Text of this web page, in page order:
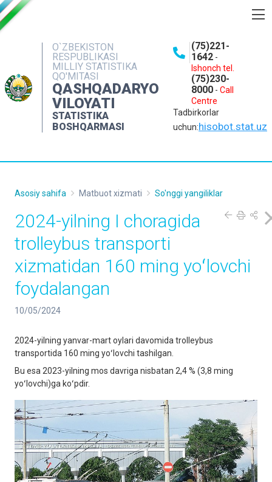
O`ZBEKISTON
RESPUBLIKASI
MILLIY STATISTIKA
QO'MITASI
QASHQADARYO
VILOYATI
STATISTIKA
BOSHQARMASI
(75)221-
1642 -
Ishonch tel.
(75)230-
8000 - Call
Centre
Tadbirkorlar
uchun:hisobot.stat.uz
OCHIQ MA'LUMOTLAR
NASHRLAR
INTERAKTIV XIZMATLAR
MATBUOT XIZMATI
KONTAKTLAR
Asosiy sahifa Matbuot xizmati So'nggi yangiliklar
2024-yilning I choragida
trolleybus transporti
xizmatidan 160 ming yoʻlovchi
foydalangan
10/05/2024
2024-yilning yanvar-mart oylari davomida trolleybus
transportida 160 ming yoʻlovchi tashilgan.
Bu esa 2023-yilning mos davriga nisbatan 2,4 % (3,8 ming
yoʻlovchi)ga koʻpdir.